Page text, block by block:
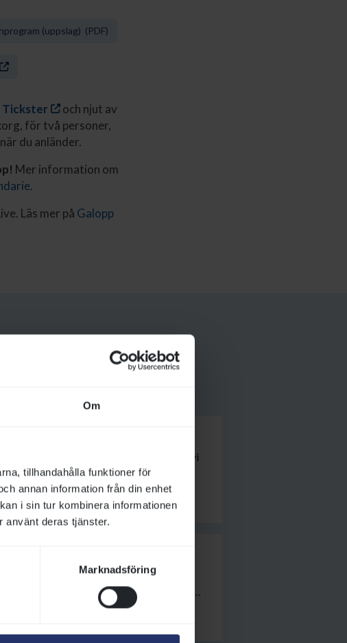
Om
tillhandahålla funktioner för
annan information från din enhet
i sin tur kombinera informationen
använt deras tjänster.
Marknadsföring
(uppslag) (PDF)
Tickster
och njut av
för två personer,
du anländer.
Mer information om
Läs mer på Galopp
all information du
galoppbana på Hisingen. Här har vi
populära Galoppkiosken. När vi har
med flera försäljningsställen som
vi med ett trevligt eventtält med